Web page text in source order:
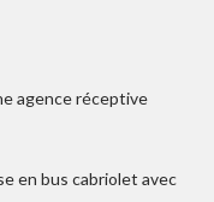
agence réceptive
en bus cabriolet avec